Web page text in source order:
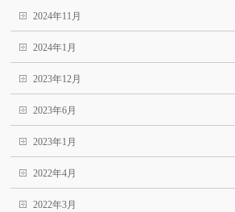
2024年11月
2024年1月
2023年12月
2023年6月
2023年1月
2022年4月
2022年3月